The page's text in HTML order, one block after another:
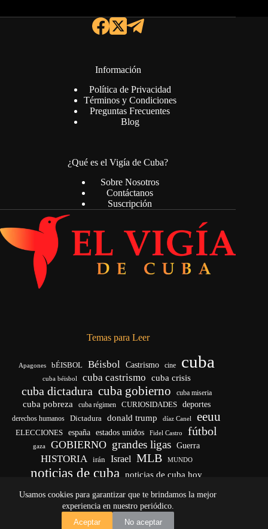
Usamos cookies para garantizar que te brindamos la mejor
experiencia en nuestro periódico.
Aceptar
No aceptar
Información
Política de Privacidad
Términos y Condiciones
Preguntas Frecuentes
Blog
¿Qué es el Vigía de Cuba?
Sobre Nosotros
Contáctanos
Suscripción
Temas para Leer
Apagones bÉISBOL Béisbol Castrismo cine cuba
cuba béisbol cuba castrismo cuba crisis
cuba dictadura cuba gobierno cuba miseria
cuba pobreza cuba régimen CURIOSIDADES deportes
derechos humanos Dictadura donald trump díaz Canel eeuu
ELECCIONES españa estados unidos Fidel Castro fútbol
gaza GOBIERNO grandes ligas Guerra
HISTORIA irán Israel MLB MUNDO
noticias de cuba
noticias de cuba hoy
vida yankees
Copyright © 2026 - El Vigía de Cuba